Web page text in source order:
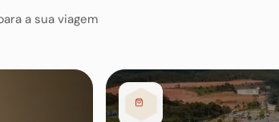
a sua viagem